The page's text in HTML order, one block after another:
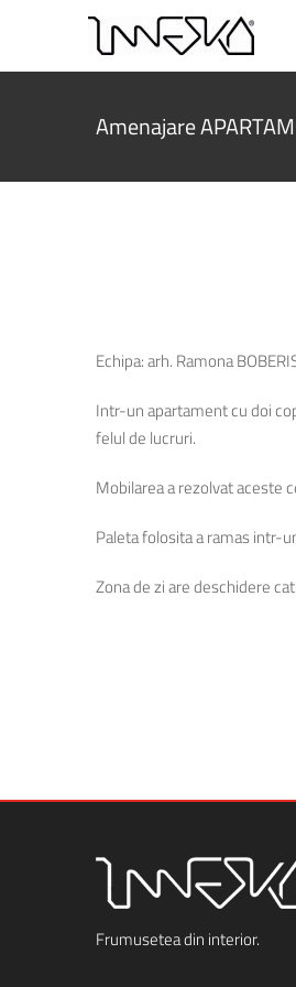
content
Amenajare
Echipa: arh. Ramona
Intr-un apartament cu doi
felul de lucruri.
Mobilarea a rezolvat aceste
Paleta folosita a ramas intr-
Zona de zi are deschidere
Frumusetea din interior.